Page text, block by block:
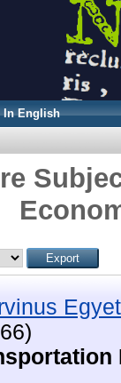
In English